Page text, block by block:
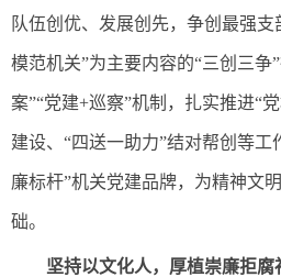
队伍创优、发展创先，争创最强
模范机关”为主要内容的“三创三争
案”“党建+巡察”机制，扎实推进“
建设、“四送一助力”结对帮创等工
廉标杆”机关党建品牌，为精神文
础。
坚持以文化人，厚植崇廉拒腐